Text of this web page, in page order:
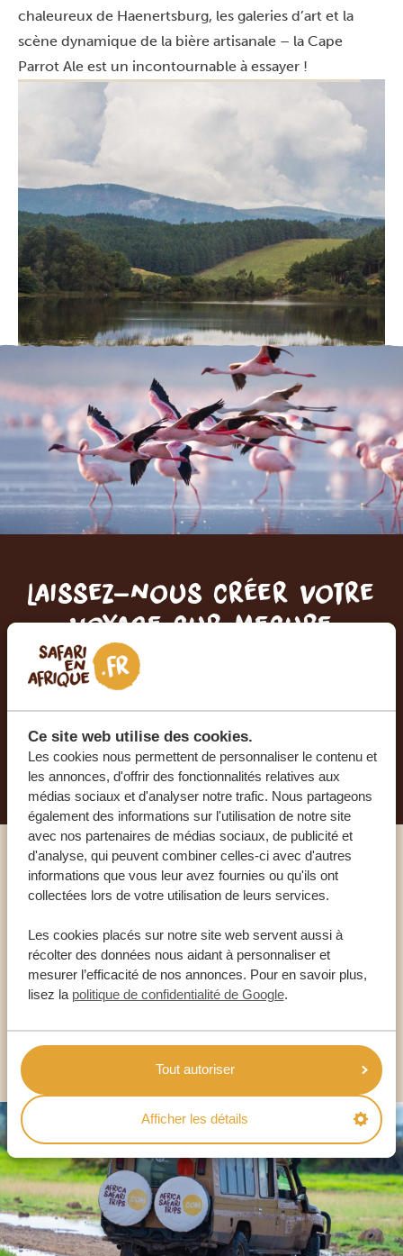
Ce site web utilise des cookies.
Les cookies nous permettent de personnaliser le contenu et
les annonces, d'offrir des fonctionnalités relatives aux
médias sociaux et d'analyser notre trafic. Nous partageons
également des informations sur l'utilisation de notre site
avec nos partenaires de médias sociaux, de publicité et
d'analyse, qui peuvent combiner celles-ci avec d'autres
informations que vous leur avez fournies ou qu'ils ont
collectées lors de votre utilisation de leurs services.
Les cookies placés sur notre site web servent aussi à
récolter des données nous aidant à personnaliser et
mesurer l’efficacité de nos annonces. Pour en savoir plus,
lisez la politique de confidentialité de Google.
Tout autoriser
Afficher les détails
chaleureux de Haenertsburg, les galeries d’art et la
scène dynamique de la bière artisanale – la Cape
Parrot Ale est un incontournable à essayer !
Laissez-nous créer votre
voyage sur mesure
RECEVEZ UN DEVIS GRATUIT, SANS
PLANIFIEZ VOTRE AVENTURE
Appelez un expert
NOS SPÉCIALISTES SONT LÀ POUR VOUS
FR:+33 2 57 88 00 88
AUTRES PAYS